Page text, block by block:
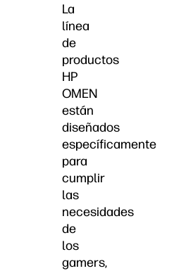
La
línea
de
productos
HP
OMEN
están
diseñados
específicamente
para
cumplir
las
necesidades
de
los
gamers,